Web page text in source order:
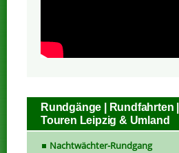
Rundgänge | Rundfahrten |
Touren Leipzig & Umland
Nachtwächter-Rundgang